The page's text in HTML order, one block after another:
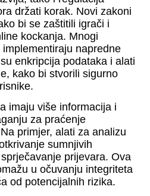
držati korak. Novi zakoni
bi se zaštitili igrači i
kockanja. Mnogi
napredne
enkripcija podataka i alati
kako bi stvorili sigurno
imaju više informacija i
za praćenje
primjer, alati za analizu
sumnjivih
prijevara. Ova
u očuvanju integriteta
od potencijalnih rizika.